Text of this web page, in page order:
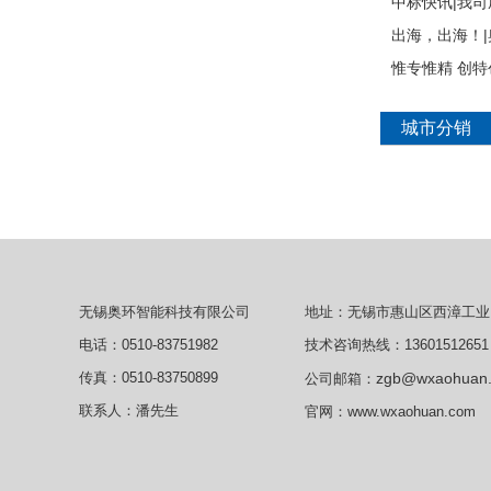
出海，出海！
惟专惟精 创
城市分销
无锡奥环智能科技有限公司
电话：0510-83751982
传真：0510-83750899
联系人：潘先生
地址：无锡市惠山区西漳工
技术咨询热线：13601512651
公司邮箱：
官网： www.wxaohuan.com